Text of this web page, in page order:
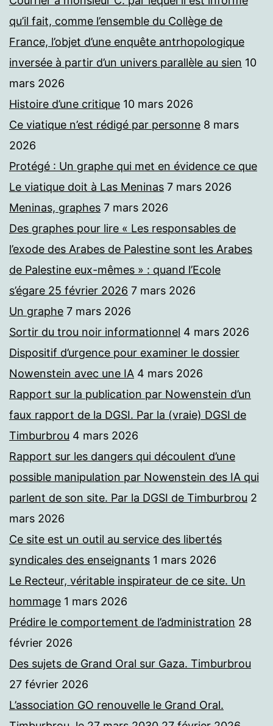
qu’il fait, comme l’ensemble du Collège de
France, l’objet d’une enquête antrhopologique
inversée à partir d’un univers parallèle au sien 10
mars 2026
Histoire d’une critique 10 mars 2026
Ce viatique n’est rédigé par personne 8 mars
2026
Protégé : Un graphe qui met en évidence ce que
Le viatique doit à Las Meninas 7 mars 2026
Meninas, graphes 7 mars 2026
Des graphes pour lire « Les responsables de
l’exode des Arabes de Palestine sont les Arabes
de Palestine eux-mêmes » : quand l’Ecole
s’égare 25 février 2026 7 mars 2026
Un graphe 7 mars 2026
Sortir du trou noir informationnel 4 mars 2026
Dispositif d’urgence pour examiner le dossier
Nowenstein avec une IA 4 mars 2026
Rapport sur la publication par Nowenstein d’un
faux rapport de la DGSI. Par la (vraie) DGSI de
Timburbrou 4 mars 2026
Rapport sur les dangers qui découlent d’une
possible manipulation par Nowenstein des IA qui
parlent de son site. Par la DGSI de Timburbrou 2
mars 2026
Ce site est un outil au service des libertés
syndicales des enseignants 1 mars 2026
Le Recteur, véritable inspirateur de ce site. Un
hommage 1 mars 2026
Prédire le comportement de l’administration 28
février 2026
Des sujets de Grand Oral sur Gaza. Timburbrou
27 février 2026
L’association GO renouvelle le Grand Oral.